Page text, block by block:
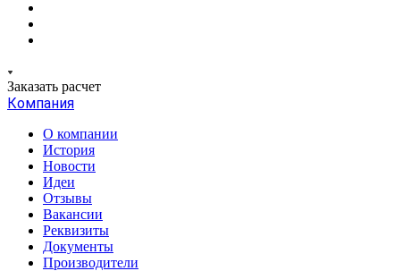
Заказать расчет
Компания
О компании
История
Новости
Идеи
Отзывы
Вакансии
Реквизиты
Документы
Производители